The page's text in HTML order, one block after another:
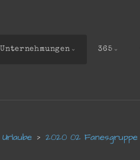
Unternehmungen 365
Urlaube 2020 02 Fanesgruppe